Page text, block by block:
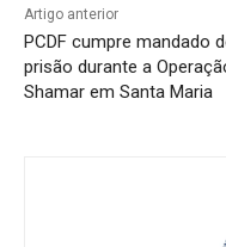
Artigo anterior
PCDF cumpre mandado
prisão durante a
Shamar em Santa Maria